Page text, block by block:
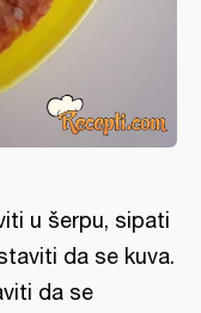
u šerpu, sipati
da se kuva.
da se